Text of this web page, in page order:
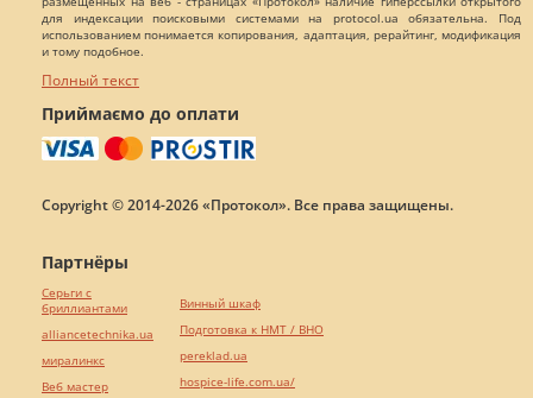
для индексации поисковыми системами на protocol.ua обязательна. Под
использованием понимается копирования, адаптация, рерайтинг, модификация
и тому подобное.
Полный текст
Приймаємо до оплати
Copyright © 2014-2026 «Протокол». Все права защищены.
Партнёры
Серьги с
бриллиантами
alliancetechnika.ua
миралинкс
Веб мастер
Винный шкаф
Подготовка к НМТ / ВНО
pereklad.ua
hospice-life.com.ua/